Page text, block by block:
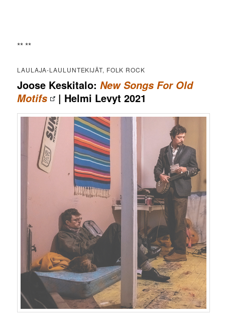
** **
LAULAJA-LAULUNTEKIJÄT, FOLK ROCK
Joose Keskitalo:New Songs For Old
Motifs
| Helmi Levyt 2021